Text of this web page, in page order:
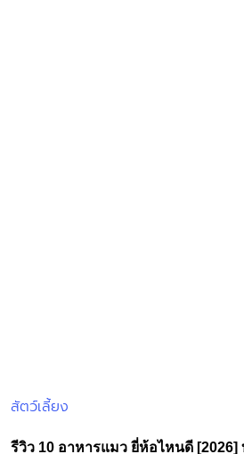
แมวเหมือนมินนี่บ้างคะ เชื่อว่าต้องมีหลา